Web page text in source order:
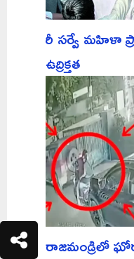
రీ సర్వే మహిళా
ఉద్రిక్తత
రాజమండ్రిలో